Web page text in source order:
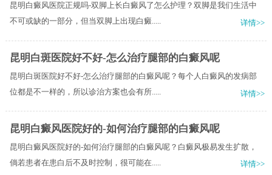
昆明白癜风医院正规吗-双脚上长白癜风了怎么护理？双脚是我们生活中
不可或缺的一部分，但当双脚上出现白癜.....
详情>>
昆明白斑医院好不好-怎么治疗腿部的白癜风呢
昆明白斑医院好不好-怎么治疗腿部的白癜风呢？每个人白癜风的发病部
位都是不一样的，所以诊治方案也会有所.....
详情>>
昆明白癜风医院好的-如何治疗腿部的白癜风呢
昆明白癜风医院好的-如何治疗腿部的白癜风呢？白癜风极易发生扩散，
倘若患者在患白后不及时控制，很可能在.....
详情>>